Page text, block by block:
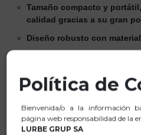
Tamaño compacto y
calidad gracias a su gran
Diseño robusto con
Amplifica el sonido, puede
de forma simultánea y
Compatible con la
dispositivo vía Bluetooth y
Política de
Bienvenida/o a la información
página web responsabilidad de la
LURBE GRUP SA